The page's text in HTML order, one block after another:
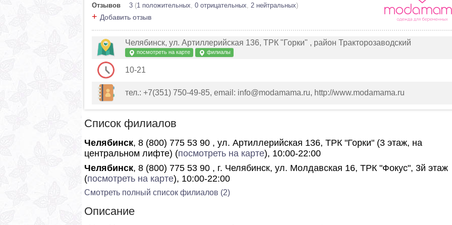
Отзывов
3 (1 положительных, 0 отрицательных, 2 нейтральных)
+ Добавить отзыв
Челябинск, ул. Артиллерийская 136, ТРК "Горки" , район Тракторозаводский
посмотреть на карте филиалы
10-21
тел.: +7(351) 750-49-85, email: info@modamama.ru, http://www.modamama.ru
Список филиалов
Челябинск, 8 (800) 775 53 90 , ул. Артиллерийская 136, ТРК "Горки" (3 этаж, на
центральном лифте) (посмотреть на карте), 10:00-22:00
Челябинск, 8 (800) 775 53 90 , г. Челябинск, ул. Молдавская 16, ТРК "Фокус", 3й этаж
(посмотреть на карте), 10:00-22:00
Смотреть полный список филиалов (2)
Описание